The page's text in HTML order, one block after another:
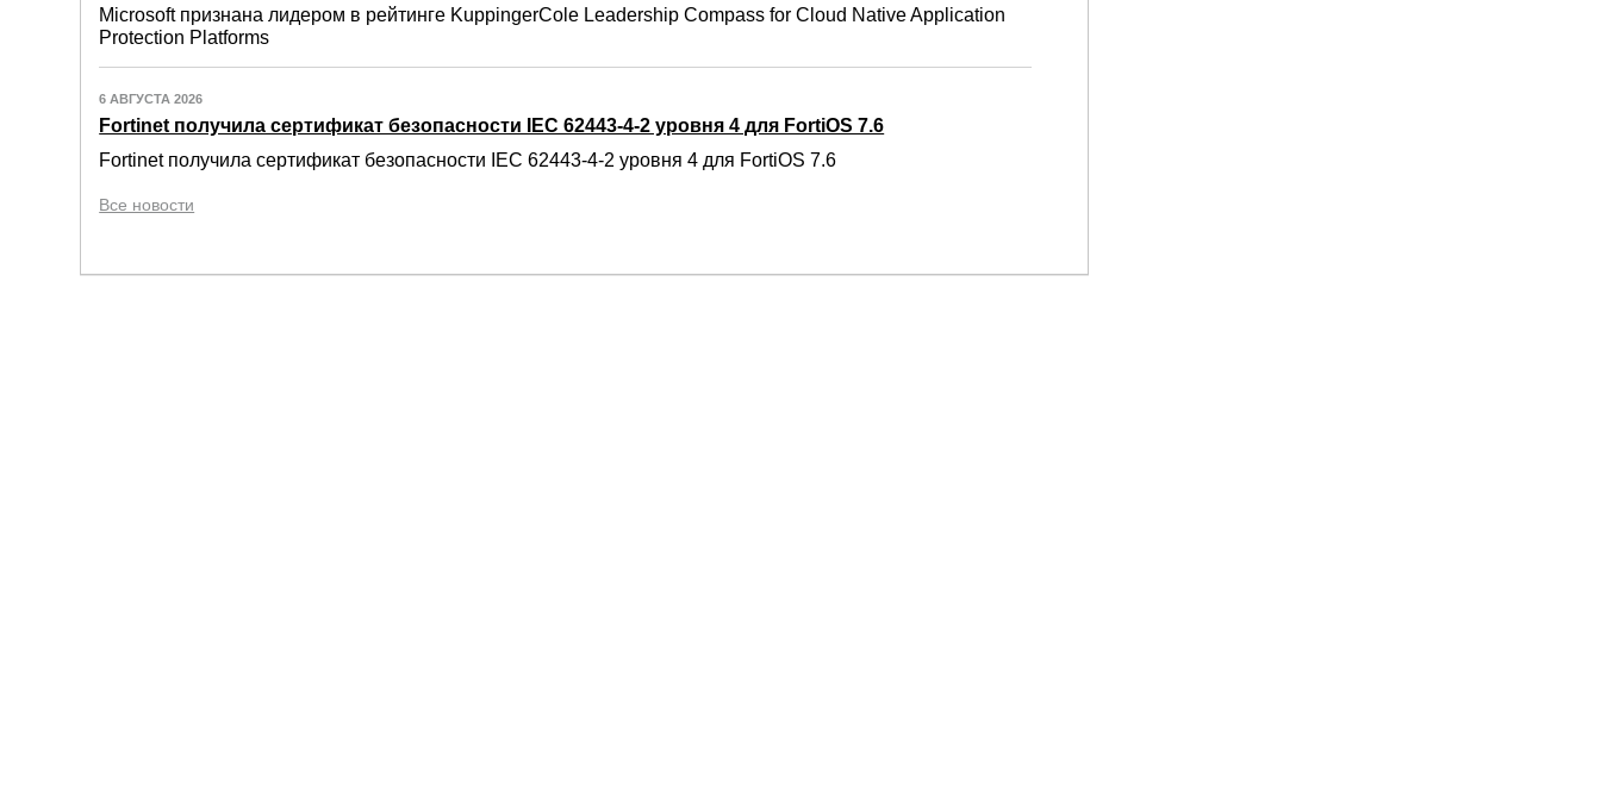
Microsoft признана лидером в рейтинге KuppingerCole Leadership Compass for Cloud Native Application
Protection Platforms
6 АВГУСТА 2026
Fortinet получила сертификат безопасности IEC 62443-4-2 уровня 4 для FortiOS 7.6
Fortinet получила сертификат безопасности IEC 62443-4-2 уровня 4 для FortiOS 7.6
Все новости